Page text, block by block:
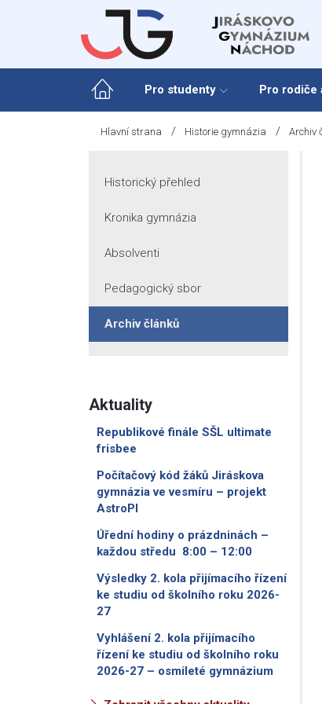
Pro studenty Pro rodiče
Hlavní strana / Historie gymnázia / Archiv
Historický přehled
Kronika gymnázia
Absolventi
Pedagogický sbor
Archiv článků
Aktuality
Republikové finále SŠL ultimate
frisbee
Počítačový kód žáků Jiráskova
gymnázia ve vesmíru – projekt
AstroPI
Úřední hodiny o prázdninách –
každou středu 8:00 – 12:00
Výsledky 2. kola přijímacího řízení
ke studiu od školního roku 2026-
27
Vyhlášení 2. kola přijímacího
řízení ke studiu od školního roku
2026-27 – osmileté gymnázium